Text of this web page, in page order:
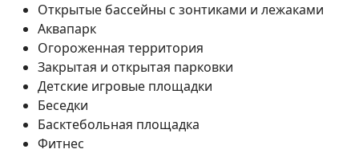
Открытые бассейны с зонтиками и лежаками
Аквапарк
Огороженная территория
Закрытая и открытая парковки
Детские игровые площадки
Беседки
Басктебольная площадка
Фитнес